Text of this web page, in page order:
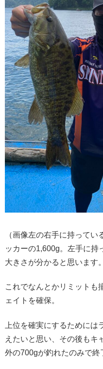
（画像左の右手に持って
ッカーの1,600g。左手に持
大きさが分かると思います
これでなんとかリミットも
ェイトを確保。
上位を確実にするために
えたいと思い、その後もキ
外の700gが釣れたのみで終